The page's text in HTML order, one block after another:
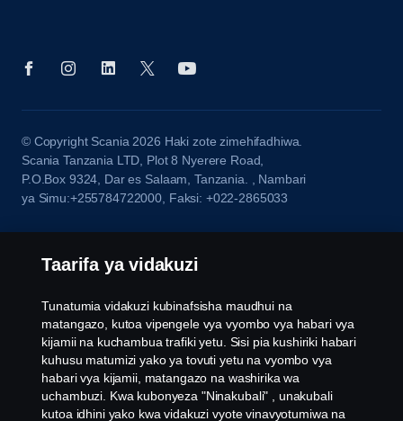
© Copyright Scania 2026 Haki zote zimehifadhiwa.
Scania Tanzania LTD, Plot 8 Nyerere Road,
P.O.Box 9324, Dar es Salaam, Tanzania. , Nambari
ya Simu:+255784722000, Faksi: +022-2865033
Taarifa ya vidakuzi
Tunatumia vidakuzi kubinafsisha maudhui na
matangazo, kutoa vipengele vya vyombo vya habari vya
kijamii na kuchambua trafiki yetu. Sisi pia kushiriki habari
kuhusu matumizi yako ya tovuti yetu na vyombo vya
habari vya kijamii, matangazo na washirika wa
uchambuzi. Kwa kubonyeza "Ninakubali" , unakubali
kutoa idhini yako kwa vidakuzi vyote vinavyotumiwa na